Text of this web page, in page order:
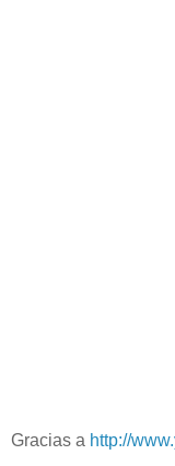
Gracias a http://